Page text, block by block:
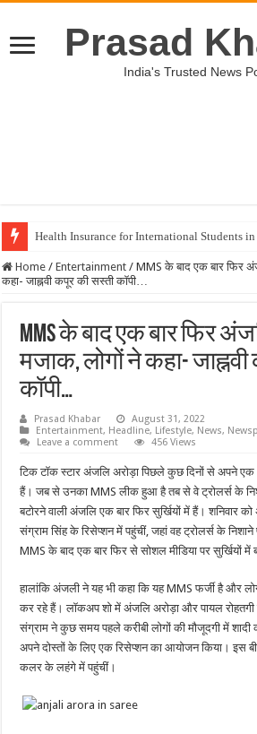
Prasad
India's Trusted News
Health Insurance for International Students in
Unveiling the Best Medical Insurance Plans in
Home / Entertainment / MMS के बाद एक बार फिर
कहा- जाह्नवी कपूर की सस्ती कॉपी…
MMS के बाद एक बार फिर
मजाक, लोगों ने कहा-
कॉपी…
Prasad Khabar
August 31, 2022
Entertainment, Headline, Lifestyle, News,
Leave a comment
456 Views
टिक टॉक स्टार अंजलि अरोड़ा पिछले कुछ दिनों से अपने
हैं। जब से उनका MMS लीक हुआ है तब से वे ट्रोलर्स के
बटोरने वाली अंजलि एक बार फिर सुर्खियों में हैं। शनिवार
संग्राम सिंह के रिसेप्शन में पहुंचीं, जहां वह ट्रोलर्स के
MMS के बाद एक बार फिर से सोशल मीडिया पर सुर्खियों में
हालांकि अंजली ने यह भी कहा कि यह MMS फर्जी है और
कर रहे हैं। लॉकअप शो में अंजलि अरोड़ा और पायल
संग्राम ने कुछ समय पहले करीबी लोगों की मौजूदगी में शादी
अपने दोस्तों के लिए एक रिसेप्शन का आयोजन किया। इस
कलर के लहंगे में पहुंचीं।